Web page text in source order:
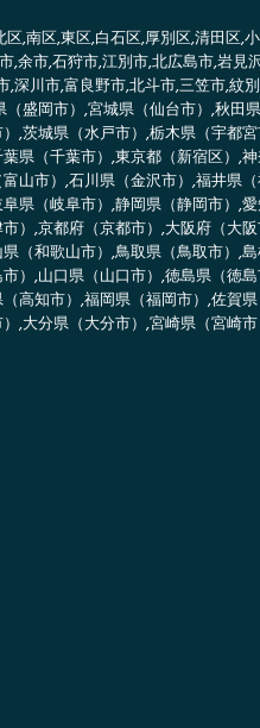
,南区,東区,白石区,厚別区,清田区,
,余市,石狩市,江別市,北広島市,岩見
深川市,富良野市,北斗市,三笠市,紋
盛岡市）,宮城県（仙台市）,秋田
,茨城県（水戸市）,栃木県（宇都
県（千葉市）,東京都（新宿区）,
山市）,石川県（金沢市）,福井県
県（岐阜市）,静岡県（静岡市）,
）,京都府（京都市）,大阪府（大
（和歌山市）,鳥取県（鳥取市）,
）,山口県（山口市）,徳島県（徳
高知市）,福岡県（福岡市）,佐賀
,大分県（大分市）,宮崎県（宮崎